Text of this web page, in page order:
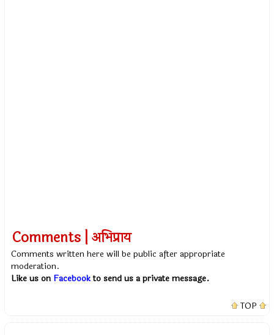
Comments | अभिप्राय
Comments written here will be public after appropriate
moderation.
Like us on Facebookto send us a private message.
TOP